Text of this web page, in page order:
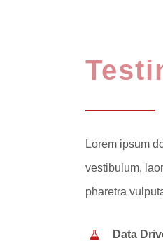
Lorem ipsum
vestibulum,
pharetra
Data